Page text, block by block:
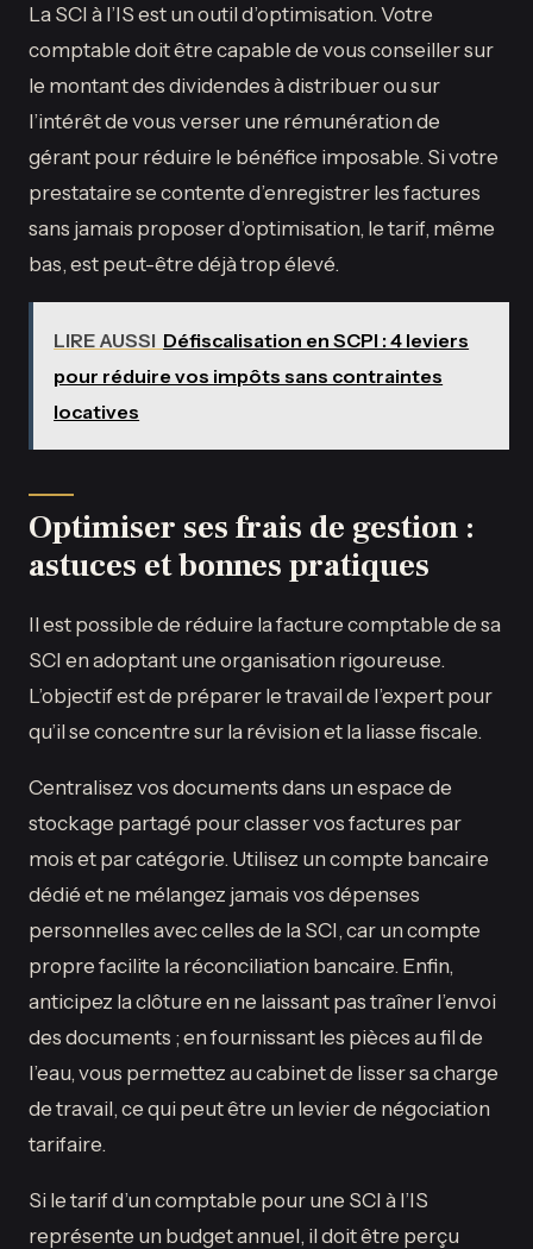
La SCI à l’IS est un outil d’optimisation. Votre
comptable doit être capable de vous conseiller sur
le montant des dividendes à distribuer ou sur
l’intérêt de vous verser une rémunération de
gérant pour réduire le bénéfice imposable. Si votre
prestataire se contente d’enregistrer les factures
sans jamais proposer d’optimisation, le tarif, même
bas, est peut-être déjà trop élevé.
LIRE AUSSI Défiscalisation en SCPI : 4 leviers
pour réduire vos impôts sans contraintes
locatives
Optimiser ses frais de gestion :
astuces et bonnes pratiques
Il est possible de réduire la facture comptable de sa
SCI en adoptant une organisation rigoureuse.
L’objectif est de préparer le travail de l’expert pour
qu’il se concentre sur la révision et la liasse fiscale.
Centralisez vos documents dans un espace de
stockage partagé pour classer vos factures par
mois et par catégorie. Utilisez un compte bancaire
dédié et ne mélangez jamais vos dépenses
personnelles avec celles de la SCI, car un compte
propre facilite la réconciliation bancaire. Enfin,
anticipez la clôture en ne laissant pas traîner l’envoi
des documents ; en fournissant les pièces au fil de
l’eau, vous permettez au cabinet de lisser sa charge
de travail, ce qui peut être un levier de négociation
tarifaire.
Si le tarif d’un comptable pour une SCI à l’IS
représente un budget annuel, il doit être perçu